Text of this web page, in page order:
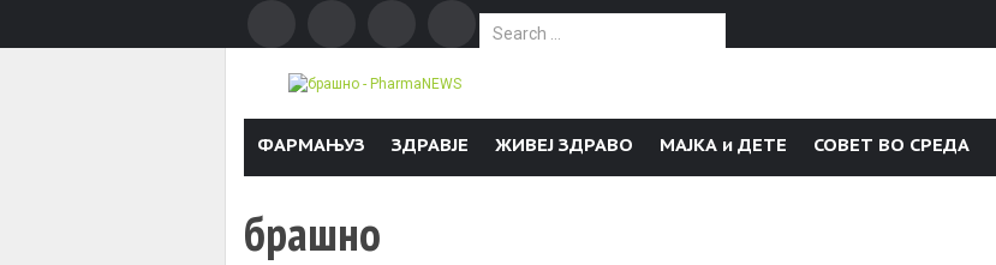
Search for:
ФАРМАЊУЗ ЗДРАВЈЕ ЖИВЕЈ ЗДРАВО МАЈКА и ДЕТЕ СОВЕТ ВО СРЕДА
брашно